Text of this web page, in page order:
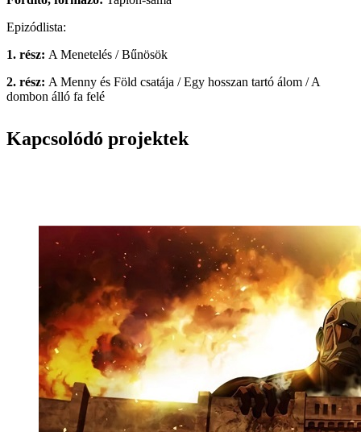
Epizódlista:
1. rész: A Menetelés / Bűnösök
2. rész: A Menny és Föld csatája / Egy hosszan tartó álom / A
dombon álló fa felé
Kapcsolódó projektek